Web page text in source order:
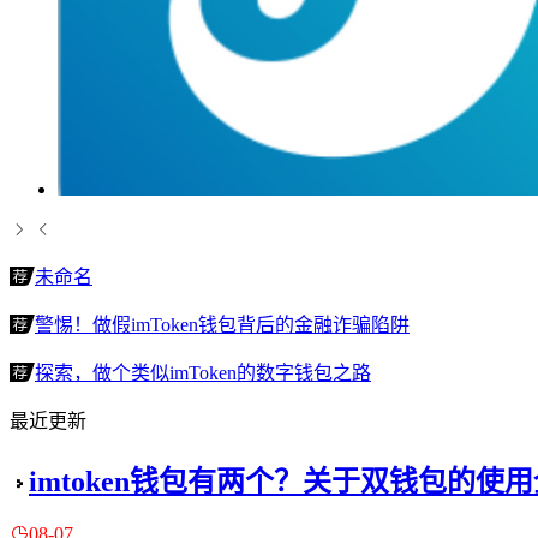
未命名
警惕！做假imToken钱包背后的金融诈骗陷阱
探索，做个类似imToken的数字钱包之路
最近更新
imtoken钱包有两个？关于双钱包的使
08-07